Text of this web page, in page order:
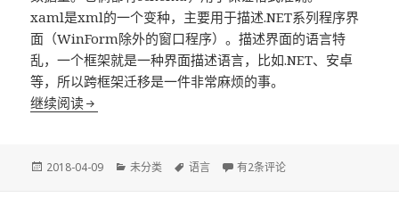
xaml是xml的一个变种，主要用于描述.NET系列程序界
面（WinForm除外的窗口程序）。描述界面的语言特
乱，一个框架就是一种界面描述语言，比如.NET、安卓
等，所以跨框架迁移是一件非常麻烦的事。
继续阅读计算机语言总结
发
2018-04-09
分
未分类
标
语言 计算机语言总结
有2条评论